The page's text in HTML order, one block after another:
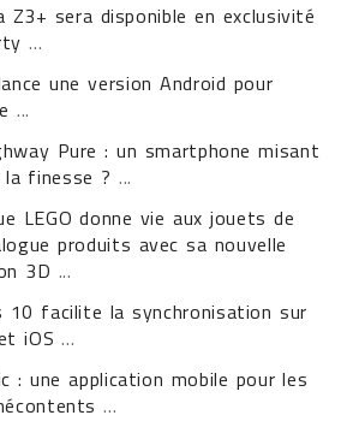
Z3+ sera disponible en exclusivité
...
une version Android pour
...
Pure : un smartphone misant
finesse ? ...
LEGO donne vie aux jouets de
produits avec sa nouvelle
3D ...
10 facilite la synchronisation sur
iOS ...
: une application mobile pour les
...